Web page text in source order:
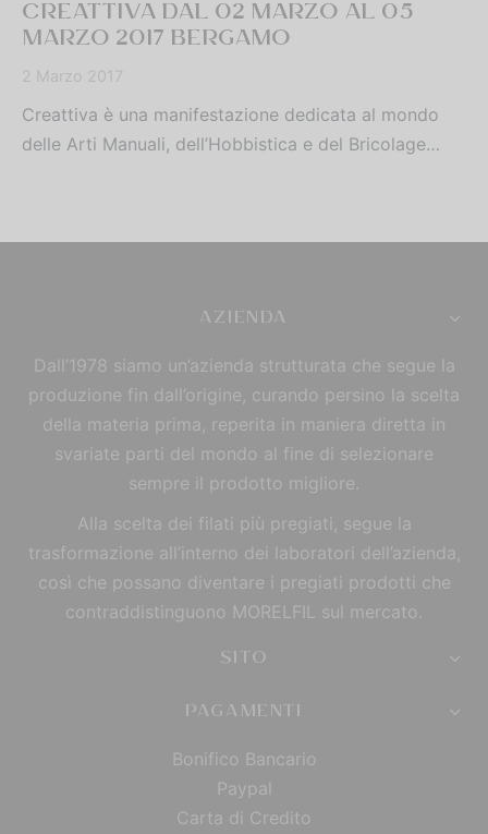
CREATTIVA DAL 02 MARZO AL 05
MARZO 2017 BERGAMO
2 Marzo 2017
Creattiva è una manifestazione dedicata al mondo
delle Arti Manuali, dell’Hobbistica e del Bricolage…
AZIENDA
Dall’1978 siamo un’azienda strutturata che segue la
produzione fin dall’origine, curando persino la scelta
della materia prima, reperita in maniera diretta in
svariate parti del mondo al fine di selezionare
sempre il prodotto migliore.
Alla scelta dei filati più pregiati, segue la
trasformazione all’interno dei laboratori dell’azienda,
così che possano diventare i pregiati prodotti che
contraddistinguono MORELFIL sul mercato.
SITO
PAGAMENTI
Bonifico Bancario
Paypal
Carta di Credito